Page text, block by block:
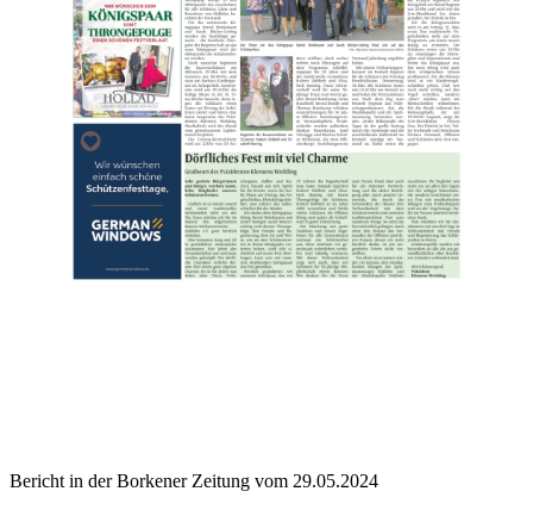
Bericht in der Borkener Zeitung vom 29.05.2024